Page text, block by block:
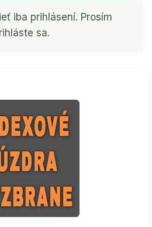
iba prihlásení. Prosím
sa.